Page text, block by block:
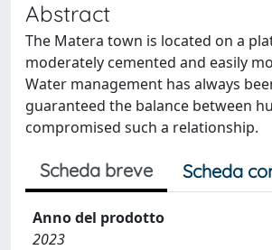
Abstract
The Matera town is located on a
moderately cemented and easily
Water management has always
guaranteed the balance between
compromised such a relationship.
Scheda breve Scheda
Anno del prodotto
2023